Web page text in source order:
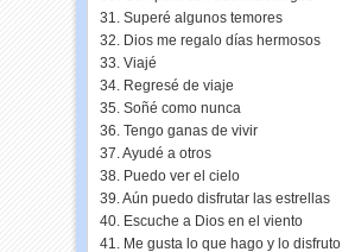
31. Superé algunos temores
32. Dios me regalo días hermosos
33. Viajé
34. Regresé de viaje
35. Soñé como nunca
36. Tengo ganas de vivir
37. Ayudé a otros
38. Puedo ver el cielo
39. Aún puedo disfrutar las estrellas
40. Escuche a Dios en el viento
41. Me gusta lo que hago y lo disfruto